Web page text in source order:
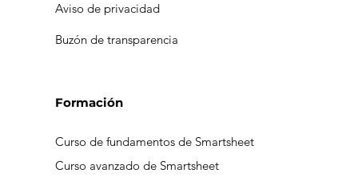
Formación
Curso de fundamentos de Smartsheet
Curso avanzado de Smartsheet
Aviso de privacidad
Buzón de transparencia